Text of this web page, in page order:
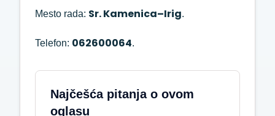
Mesto rada: Sr. Kamenica–Irig.
Telefon: 062600064.
Najčešća pitanja o ovom
oglasu